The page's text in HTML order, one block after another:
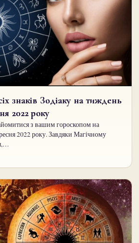
знаків Зодіаку на тиждень
2022 року
з вашим гороскопом на
2022 року. Завдяки Магічному